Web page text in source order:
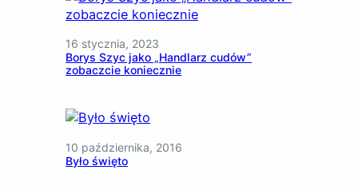
16 stycznia, 2023
Borys Szyc jako „Handlarz cudów”
zobaczcie koniecznie
10 października, 2016
Było święto